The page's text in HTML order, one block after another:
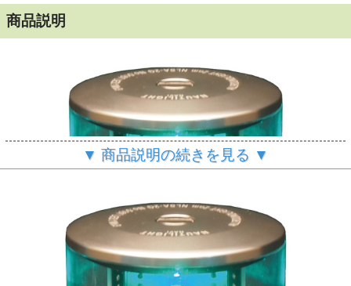
商品説明
▼ 商品説明の続きを見る ▼